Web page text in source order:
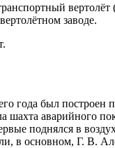
вертолёт
заводе.
года был построен
аварийного
поднялся в
в основном, Г. В.